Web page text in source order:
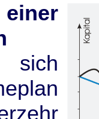
sich